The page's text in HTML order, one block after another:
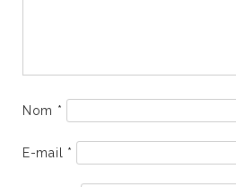
Nom *
E-mail *